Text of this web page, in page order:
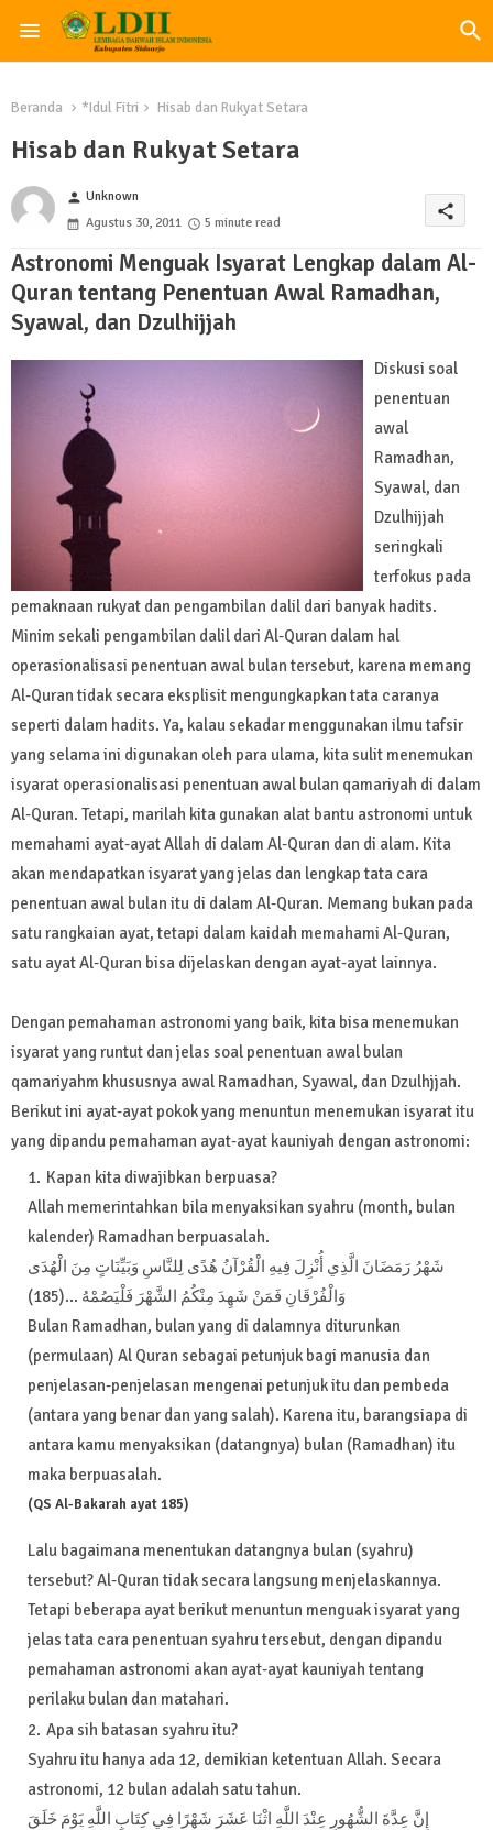
Beranda *Idul Fitri Hisab dan Rukyat Setara
Hisab dan Rukyat Setara
person Unknown
Agustus 30, 2011
5 minute read
share
Astronomi Menguak Isyarat Lengkap dalam Al-
Quran tentang Penentuan Awal Ramadhan,
Syawal, dan Dzulhijjah
Diskusi soal
penentuan
awal
Ramadhan,
Syawal, dan
Dzulhijjah
seringkali
terfokus pada
pemaknaan rukyat dan pengambilan dalil dari banyak hadits.
Minim sekali pengambilan dalil dari Al-Quran dalam hal
operasionalisasi penentuan awal bulan tersebut, karena memang
Al-Quran tidak secara eksplisit mengungkapkan tata caranya
seperti dalam hadits. Ya, kalau sekadar menggunakan ilmu tafsir
yang selama ini digunakan oleh para ulama, kita sulit menemukan
isyarat operasionalisasi penentuan awal bulan qamariyah di dalam
Al-Quran. Tetapi, marilah kita gunakan alat bantu astronomi untuk
memahami ayat-ayat Allah di dalam Al-Quran dan di alam. Kita
akan mendapatkan isyarat yang jelas dan lengkap tata cara
penentuan awal bulan itu di dalam Al-Quran. Memang bukan pada
satu rangkaian ayat, tetapi dalam kaidah memahami Al-Quran,
satu ayat Al-Quran bisa dijelaskan dengan ayat-ayat lainnya.
Dengan pemahaman astronomi yang baik, kita bisa menemukan
isyarat yang runtut dan jelas soal penentuan awal bulan
qamariyahm khususnya awal Ramadhan, Syawal, dan Dzulhjjah.
Berikut ini ayat-ayat pokok yang menuntun menemukan isyarat itu
yang dipandu pemahaman ayat-ayat kauniyah dengan astronomi:
Kapan kita diwajibkan berpuasa?
Allah memerintahkan bila menyaksikan syahru (month, bulan
kalender) Ramadhan berpuasalah.
شَهْرُ رَمَضَانَ الَّذِي أُنْزِلَ فِيهِ الْقُرْآنُ هُدًى لِلنَّاسِ وَبَيِّنَاتٍ مِنَ الْهُدَى
وَالْفُرْقَانِ فَمَنْ شَهِدَ مِنْكُمُ الشَّهْرَ فَلْيَصُمْهُ ...(185)
Bulan Ramadhan, bulan yang di dalamnya diturunkan
(permulaan) Al Quran sebagai petunjuk bagi manusia dan
penjelasan-penjelasan mengenai petunjuk itu dan pembeda
(antara yang benar dan yang salah). Karena itu, barangsiapa di
antara kamu menyaksikan (datangnya) bulan (Ramadhan) itu
maka berpuasalah.
(QS Al-Bakarah ayat 185)
Lalu bagaimana menentukan datangnya bulan (syahru)
tersebut? Al-Quran tidak secara langsung menjelaskannya.
Tetapi beberapa ayat berikut menuntun menguak isyarat yang
jelas tata cara penentuan syahru tersebut, dengan dipandu
pemahaman astronomi akan ayat-ayat kauniyah tentang
perilaku bulan dan matahari.
Apa sih batasan syahru itu?
Syahru itu hanya ada 12, demikian ketentuan Allah. Secara
astronomi, 12 bulan adalah satu tahun.
إِنَّ عِدَّةَ الشُّهُورِ عِنْدَ اللَّهِ اثْنَا عَشَرَ شَهْرًا فِي كِتَابِ اللَّهِ يَوْمَ خَلَقَ